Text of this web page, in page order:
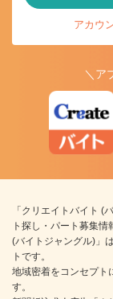
アカウ
＼ア
「クリエイトバイト (
ト探し・パート募集
(バイトジャングル)」
トです。
地域密着をコンセプト
す。